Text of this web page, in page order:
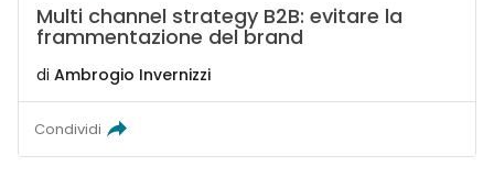
Multi channel strategy B2B: evitare la
frammentazione del brand
di Ambrogio Invernizzi
Condividi